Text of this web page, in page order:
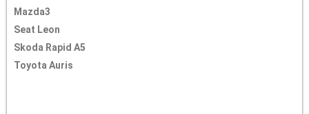
Mazda3
Seat Leon
Skoda Rapid A5
Toyota Auris